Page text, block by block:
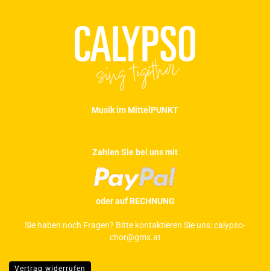
Musik im MittelPUNKT
Zahlen Sie bei uns mit
oder auf RECHNUNG
Sie haben noch Fragen? Bitte kontaktieren Sie uns:calypso-
chor@gmx.at
Vertrag widerrufen